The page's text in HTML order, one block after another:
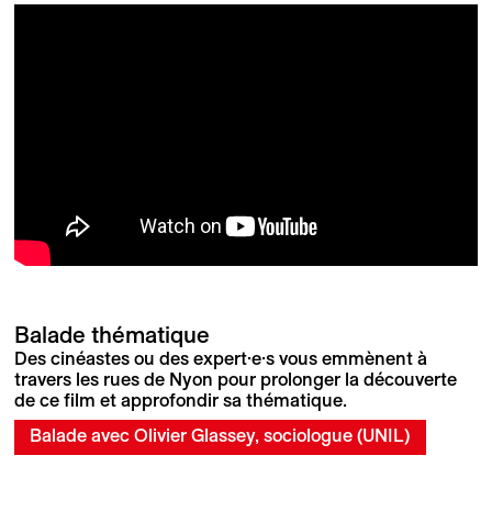
Balade thématique
Des cinéastes ou des expert·e·s vous emmènent à
travers les rues de Nyon pour prolonger la découverte
de ce film et approfondir sa thématique.
Balade avec Olivier Glassey, sociologue (UNIL)